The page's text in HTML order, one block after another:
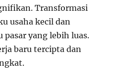
Transformasi
usaha kecil dan
yang lebih luas.
baru tercipta dan